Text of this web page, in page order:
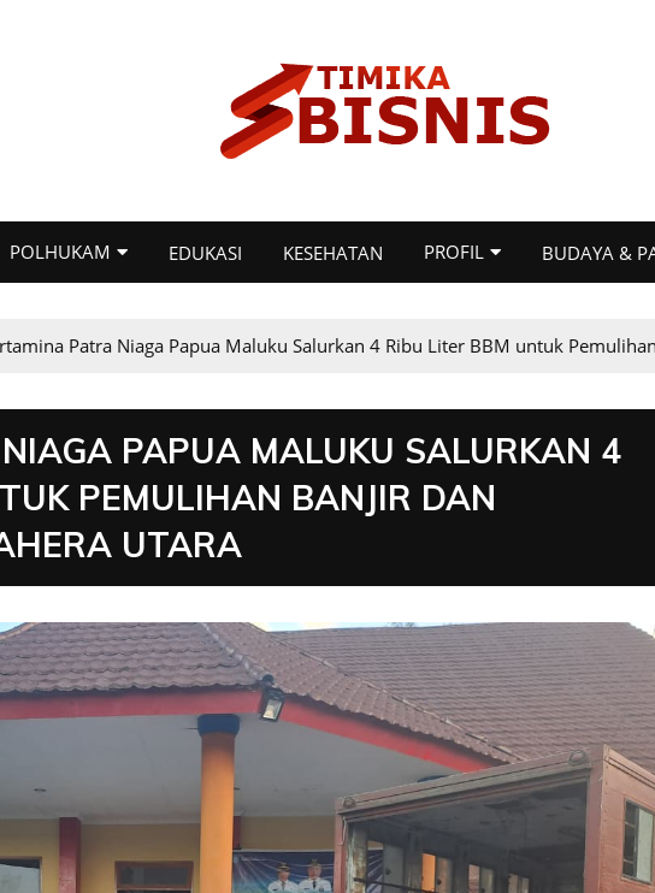
POLHUKAM EDUKASI KESEHATAN PROFIL BUDAYA &
Patra Niaga Papua Maluku Salurkan 4 Ribu Liter BBM untuk
PAPUA MALUKU SALURKAN 4
PEMULIHAN BANJIR DAN
UTARA